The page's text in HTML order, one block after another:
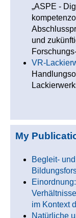
„ASPE -
und
VR-
My
Begleit-
im Kontext
Natürliche